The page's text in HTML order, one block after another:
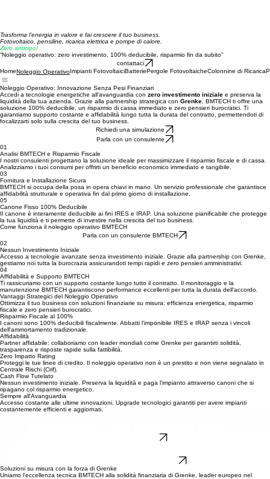
Trasforma l’energia in valore e fai crescere il tuo business.
Fotovoltaico, pensiline, ricarica elettrica e pompe di calore.
“Noleggio operativo: zero investimento, 100% deducibile, risparmio fin da subito”
Home Noleggio Operativo Impianti FotovoltaiciBatteriePergole Fotovoltaiche
Noleggio Operativo: Innovazione Senza Pesi Finanziari
Accedi a tecnologie energetiche all'avanguardia conzero investimento inizialee preserva la
liquidità della tua azienda. Grazie alla partnership strategica conGrenke, BMTECH ti offre una
soluzione 100% deducibile, un risparmio di cassa immediato e zero pensieri burocratici. Ti
garantiamo supporto costante e affidabilità lungo tutta la durata del contratto, permettendoti di
Parla con un consulente
01
Analisi BMTECH e Risparmio Fiscale
I nostri consulenti progettano la soluzione ideale per massimizzare il risparmio fiscale e di cassa.
Analizziamo i tuoi consumi per offrirti un beneficio economico immediato e tangibile.
03
Fornitura e Installazione Sicura
BMTECH si occupa della posa in opera chiavi in mano. Un servizio professionale che garantisce
affidabilità strutturale e operativa fin dal primo giorno di installazione.
05
Canone Fisso 100% Deducibile
Il canone è interamente deducibile ai fini IRES e IRAP. Una soluzione pianificabile che protegge
la tua liquidità e ti permette di investire nella crescita del tuo business.
Come funziona il noleggio operativo BMTECH
02
Nessun Investimento Iniziale
Accesso a tecnologie avanzate senza investimento iniziale. Grazie alla partnership con Grenke,
gestiamo noi tutta la burocrazia assicurandoti tempi rapidi e zero pensieri amministrativi.
04
Affidabilità e Supporto BMTECH
Ti rassicuriamo con un supporto costante lungo tutto il contratto. Il monitoraggio e la
manutenzione BMTECH garantiscono performance eccellenti per tutta la durata dell'accordo.
Vantaggi Strategici del Noleggio Operativo
Ottimizza il tuo business con soluzioni finanziarie su misura: efficienza energetica, risparmio
fiscale e zero pensieri burocratici.
Risparmio Fiscale al 100%
I canoni sono 100% deducibili fiscalmente. Abbatti l'imponibile IRES e IRAP senza i vincoli
dell'ammortamento tradizionale.
Affidabilità
Partner affidabile: collaboriamo con leader mondiali come Grenke per garantirti solidità,
trasparenza e risposte rapide sulla fattibilità.
Zero Impatto Rating
Proteggi le tue linee di credito. Il noleggio operativo non è un prestito e non viene segnalato in
Centrale Rischi (Crif).
Cash Flow Tutelato
Nessun investimento iniziale. Preserva la liquidità e paga l'impianto attraverso canoni che si
ripagano col risparmio energetico.
Sempre all'Avanguardia
Ci occupiamo di tutto noi. Dalla consulenza iniziale alla gestione dei documenti: BMTECH è il tuo
Supporto tecnico e burocratico dedicato durante tutto il contratto.
Parla con un consulente BMTECH